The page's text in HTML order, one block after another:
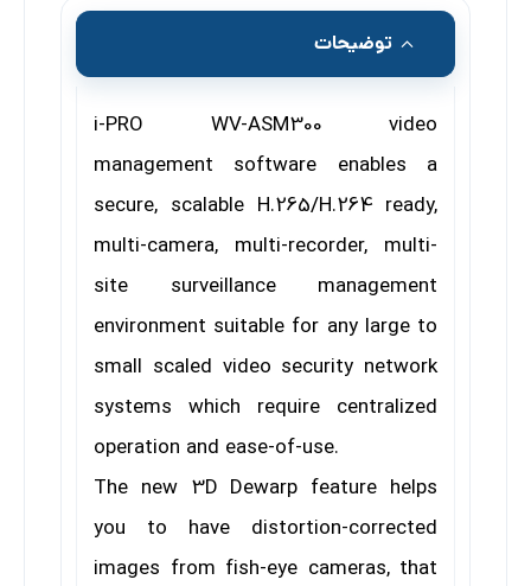
توضیحات
i-PRO WV-ASM300 video
management software enables a
secure, scalable H.265/H.264 ready,
multi-camera, multi-recorder, multi-
site surveillance management
environment suitable for any large to
small scaled video security network
systems which require centralized
operation and ease-of-use.
The new 3D Dewarp feature helps
you to have distortion-corrected
images from fish-eye cameras, that